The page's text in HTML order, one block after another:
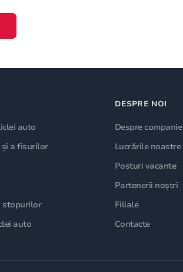
auto
a fisurilor
stopurilor
auto
DESPRE NOI
Despre companie
Lucrările noastre
Posturi vacante
Partenerii noștri
Filiale
Contacte